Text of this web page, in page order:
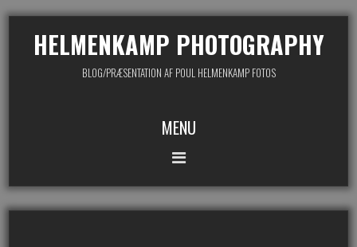
HELMENKAMP PHOTOGRAPHY
BLOG/PRÆSENTATION AF POUL HELMENKAMP FOTOS
MENU